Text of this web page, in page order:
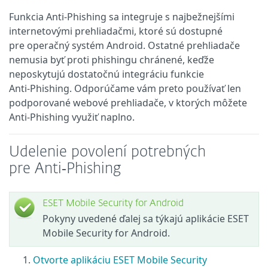
Funkcia Anti‑Phishing sa integruje s najbežnejšími
internetovými prehliadačmi, ktoré sú dostupné
pre operačný systém Android. Ostatné prehliadače
nemusia byť proti phishingu chránené, keďže
neposkytujú dostatočnú integráciu funkcie
Anti‑Phishing. Odporúčame vám preto používať len
podporované webové prehliadače, v ktorých môžete
Anti‑Phishing využiť naplno.
Udelenie povolení potrebných
pre Anti‑Phishing
ESET Mobile Security for Android
Pokyny uvedené ďalej sa týkajú aplikácie ESET
Mobile Security for Android.
Otvorte aplikáciu ESET Mobile Security